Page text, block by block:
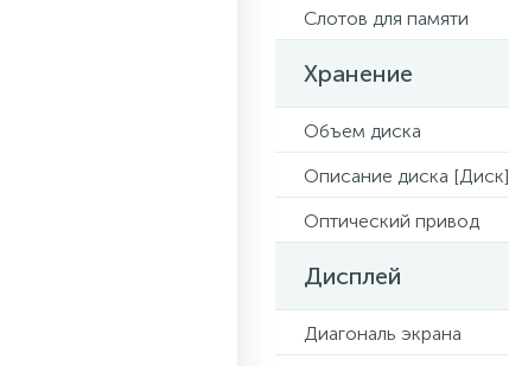
Слотов для памяти
Хранение
Объем диска
Описание диска [Диск]
Оптический привод
Дисплей
Диагональ экрана